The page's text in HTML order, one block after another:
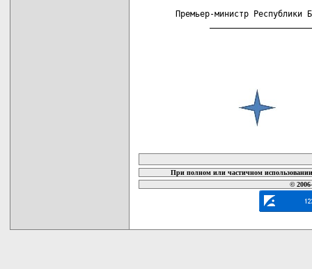
Премьер-министр
При полном или частичном
©